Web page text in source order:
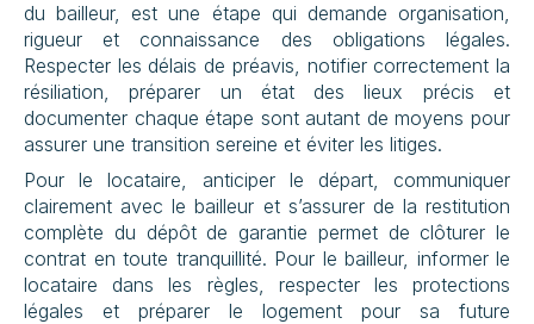
du bailleur, est une étape qui demande organisation,
rigueur et connaissance des obligations légales.
Respecter les délais de préavis, notifier correctement la
résiliation, préparer un état des lieux précis et
documenter chaque étape sont autant de moyens pour
assurer une transition sereine et éviter les litiges.
Pour le locataire, anticiper le départ, communiquer
clairement avec le bailleur et s’assurer de la restitution
complète du dépôt de garantie permet de clôturer le
contrat en toute tranquillité. Pour le bailleur, informer le
locataire dans les règles, respecter les protections
légales et préparer le logement pour sa future